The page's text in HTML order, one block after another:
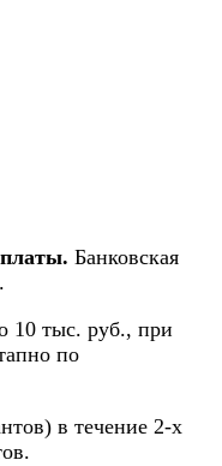
Банковская
10 тыс. руб., при
по
в течение 2-х